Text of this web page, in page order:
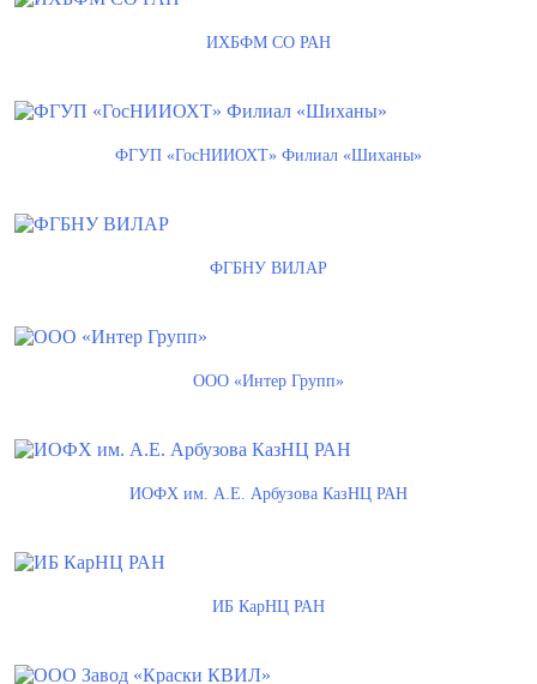
ИХБФМ СО РАН
ФГУП «ГосНИИОХТ» Филиал «Шиханы»
ФГБНУ ВИЛАР
ООО «Интер Групп»
ИОФХ им. А.Е. Арбузова КазНЦ РАН
ИБ КарНЦ РАН